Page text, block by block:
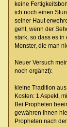
keine
ich noch einen
seiner Haut
geht, wenn der
stark, so dass es
Monster, die man
Neuer Versuch
noch ergänzt):
kleine Tradition
Kosten: 1 Aspekt,
Bei Propheten
gewähren ihnen
Propheten nach